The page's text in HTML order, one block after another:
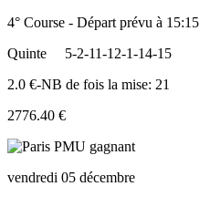
4° Course - Départ prévu à 15:15
Quinte
5-2-11-12-1-14-15
2.0 €-NB de fois la mise: 21
2776.40 €
vendredi 05 décembre